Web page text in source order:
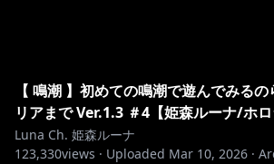
【 鳴潮 】初めての鳴潮で遊んでみる
リアまで Ver.1.3 ＃4【姫森ルーナ/ホロ
Luna Ch. 姫森ルーナ
123,330views · Uploaded Mar 10, 2026 ·